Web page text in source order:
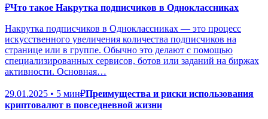
₽Что такое Накрутка подписчиков в Одноклассниках
Накрутка подписчиков в Одноклассниках — это процесс
искусственного увеличения количества подписчиков на
странице или в группе. Обычно это делают с помощью
специализированных сервисов, ботов или заданий на биржах
активности. Основная…
29.01.2025 • 5 мин₽Преимущества и риски использования
криптовалют в повседневной жизни